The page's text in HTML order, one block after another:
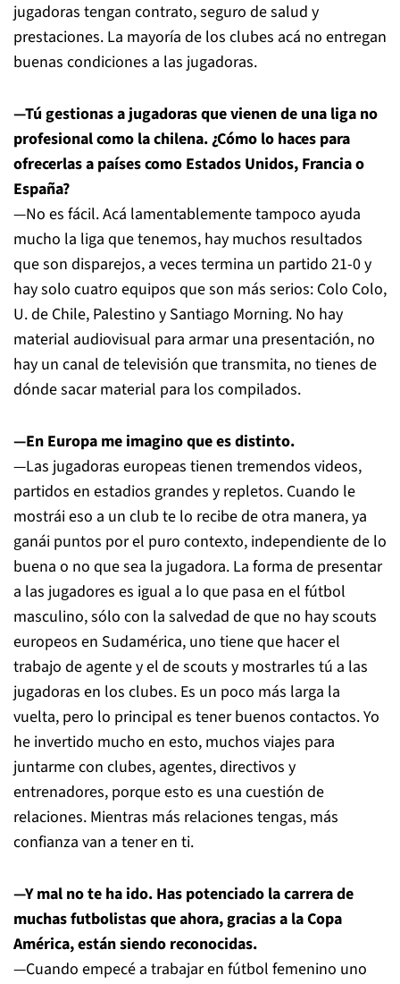
jugadoras tengan contrato, seguro de salud y
prestaciones. La mayoría de los clubes acá no entregan
buenas condiciones a las jugadoras.
—Tú gestionas a jugadoras que vienen de una liga no
profesional como la chilena. ¿Cómo lo haces para
ofrecerlas a países como Estados Unidos, Francia o
España?
—No es fácil. Acá lamentablemente tampoco ayuda
mucho la liga que tenemos, hay muchos resultados
que son disparejos, a veces termina un partido 21-0 y
hay solo cuatro equipos que son más serios: Colo Colo,
U. de Chile, Palestino y Santiago Morning. No hay
material audiovisual para armar una presentación, no
hay un canal de televisión que transmita, no tienes de
dónde sacar material para los compilados.
—En Europa me imagino que es distinto.
—Las jugadoras europeas tienen tremendos videos,
partidos en estadios grandes y repletos. Cuando le
mostrái eso a un club te lo recibe de otra manera, ya
ganái puntos por el puro contexto, independiente de lo
buena o no que sea la jugadora. La forma de presentar
a las jugadores es igual a lo que pasa en el fútbol
masculino, sólo con la salvedad de que no hay scouts
europeos en Sudamérica, uno tiene que hacer el
trabajo de agente y el de scouts y mostrarles tú a las
jugadoras en los clubes. Es un poco más larga la
vuelta, pero lo principal es tener buenos contactos. Yo
he invertido mucho en esto, muchos viajes para
juntarme con clubes, agentes, directivos y
entrenadores, porque esto es una cuestión de
relaciones. Mientras más relaciones tengas, más
confianza van a tener en ti.
—Y mal no te ha ido. Has potenciado la carrera de
muchas futbolistas que ahora, gracias a la Copa
América, están siendo reconocidas.
—Cuando empecé a trabajar en fútbol femenino uno